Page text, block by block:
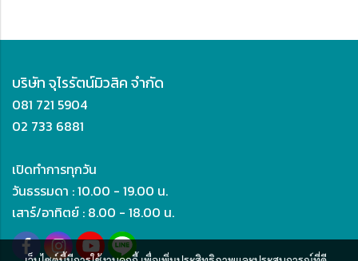
บริษัท จุไรรัตน์มิวสิค จำกัด
081 721 5904
02 733 6881
เปิดทำการทุกวัน
วันธรรมดา : 10.00 - 19.00 น.
เสาร์/อาทิตย์ : 8.00 - 18.00 น.